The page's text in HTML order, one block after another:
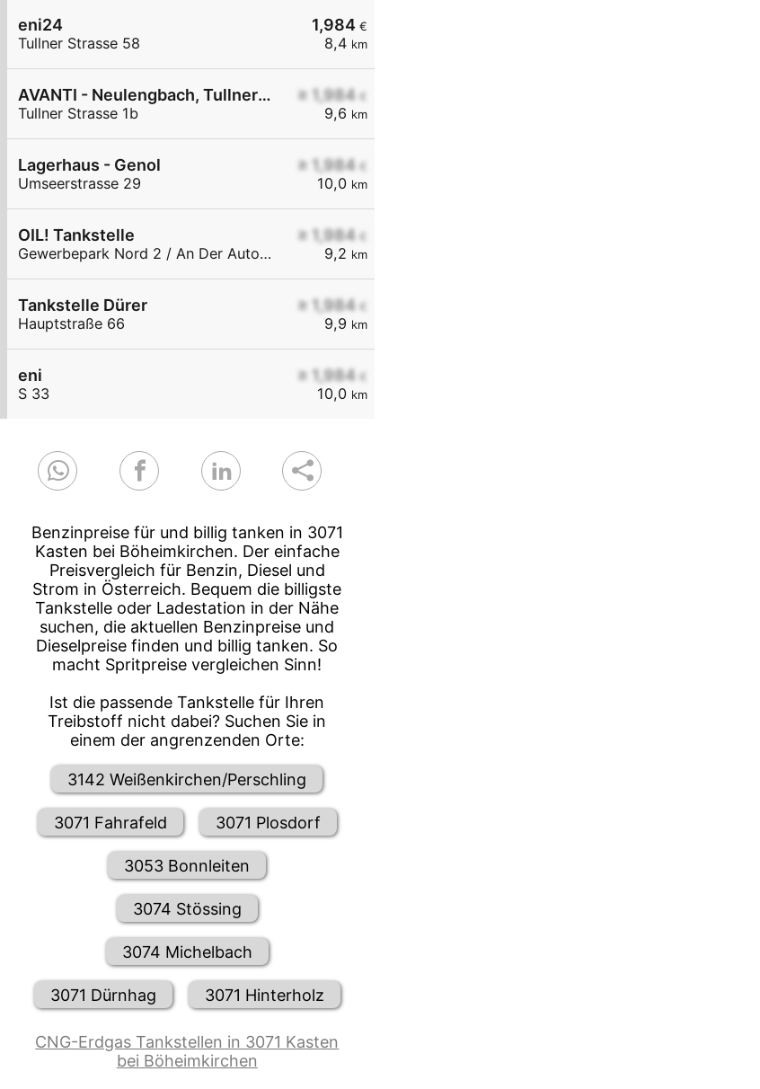
1,984 €
8,4 km
eni24
Tullner Strasse 58
≥ 1,984 €
9,6 km
AVANTI - Neulengbach, Tullner Straße 1b
Tullner Strasse 1b
≥ 1,984 €
10,0 km
Lagerhaus - Genol
Umseerstrasse 29
≥ 1,984 €
9,2 km
OIL! Tankstelle
Gewerbepark Nord 2 / An Der Autobahnabf. Altlengbach
≥ 1,984 €
9,9 km
Tankstelle Dürer
Hauptstraße 66
≥ 1,984 €
10,0 km
eni
S 33
Benzinpreise für und billig tanken in 3071
Kasten bei Böheimkirchen. Der einfache
Preisvergleich für Benzin, Diesel und
Strom in Österreich. Bequem die billigste
Tankstelle oder Ladestation in der Nähe
suchen, die aktuellen Benzinpreise und
Dieselpreise finden und billig tanken. So
macht Spritpreise vergleichen Sinn!
Ist die passende Tankstelle für Ihren
Treibstoff nicht dabei? Suchen Sie in
einem der angrenzenden Orte:
3142 Weißenkirchen/Perschling
3071 Fahrafeld 3071 Plosdorf
3053 Bonnleiten
3074 Stössing
3074 Michelbach
3071 Dürnhag 3071 Hinterholz
CNG-Erdgas Tankstellen in 3071 Kasten
bei Böheimkirchen